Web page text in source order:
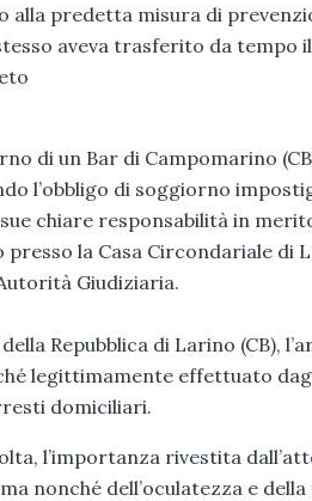
alla predetta misura di
aveva trasferito da
di un Bar di Campomarino
l’obbligo di soggiorno
chiare responsabilità in
la Casa Circondariale di
Giudiziaria.
Repubblica di Larino (CB),
legittimamente effettuato
domiciliari.
l’importanza rivestita
nonché dell’oculatezza e